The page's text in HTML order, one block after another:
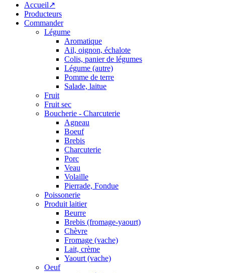
Accueil↗
Producteurs
Commander
Légume
Aromatique
Ail, oignon, échalote
Colis, panier de légumes
Légume (autre)
Pomme de terre
Salade, laitue
Fruit
Fruit sec
Boucherie - Charcuterie
Agneau
Boeuf
Brebis
Charcuterie
Porc
Veau
Volaille
Pierrade, Fondue
Poissonerie
Produit laitier
Beurre
Brebis (fromage-yaourt)
Chèvre
Fromage (vache)
Lait, crème
Yaourt (vache)
Oeuf